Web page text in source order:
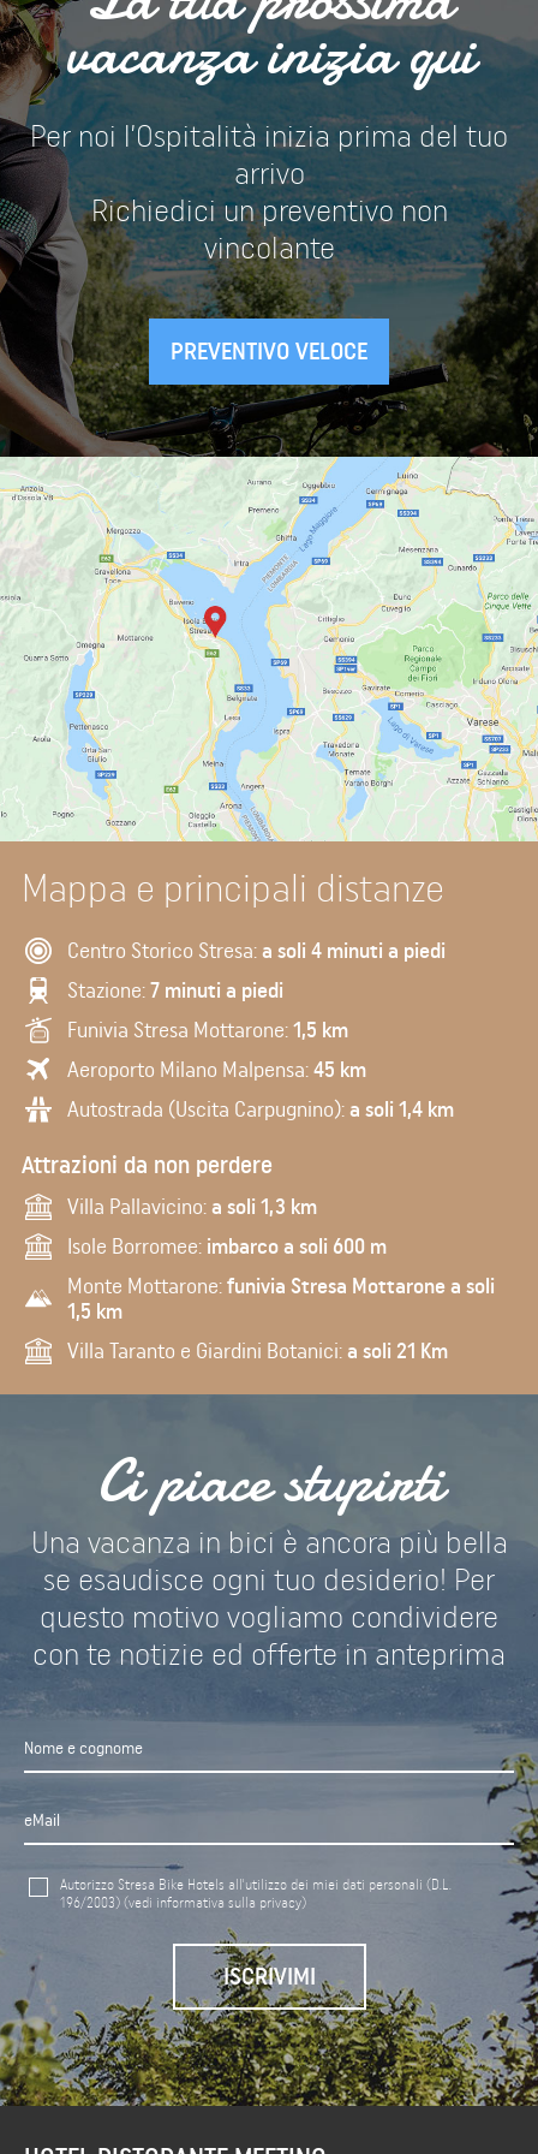
vacanza inizia qui
Per noi l’Ospitalità inizia prima del tuo
arrivo
Richiedici un preventivo non
vincolante
PREVENTIVO VELOCE
Mappa e principali distanze
Centro Storico Stresa:a soli 4 minuti a piedi
Stazione:7 minuti a piedi
Funivia Stresa Mottarone:1,5 km
Aeroporto Milano Malpensa:45 km
Autostrada (Uscita Carpugnino):a soli 1,4 km
Attrazioni da non perdere
Villa Pallavicino:a soli 1,3 km
Isole Borromee: imbarco a soli 600 m
Monte Mottarone:funivia Stresa Mottarone a soli
1,5 km
Villa Taranto e Giardini Botanici:a soli 21 Km
Ci piace stupirti
Una vacanza in bici è ancora più bella
se esaudisce ogni tuo desiderio! Per
questo motivo vogliamo condividere
con te notizie ed offerte in anteprima
Autorizzo Stresa Bike Hotels all'utilizzo dei miei dati personali (D.L.
196/2003) (vedi informativa sulla privacy)